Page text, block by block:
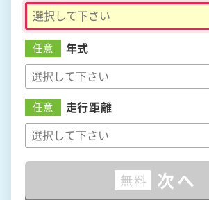
任意 年式
任意 走行距離
無料 次へ